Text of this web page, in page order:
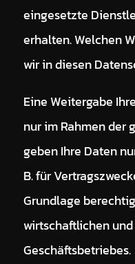
eingesetzte
erhalten. Welchen
wir in diesen
Eine Weitergabe
nur im Rahmen der
geben Ihre Daten
B. für
Grundlage
wirtschaftlichen
Geschäftsbetriebes.